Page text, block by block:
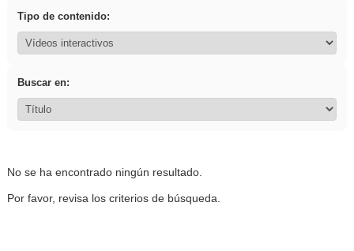
Tipo de contenido:
Buscar en:
No se ha encontrado ningún resultado.
Por favor, revisa los criterios de búsqueda.